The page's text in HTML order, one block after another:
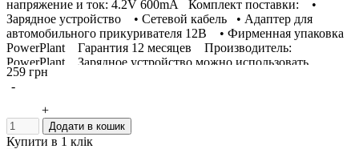
напряжение и ток: 4.2V 600mA Комплект поставки: •
Зарядное устройство • Сетевой кабель • Адаптер для
автомобильного прикуривателя 12В • Фирменная упаковка
PowerPlant Гарантия 12 месяцев Производитель:
PowerPlant Зарядное устройство можно использовать
вместо: PENTAX D-BC109 Данное зарядное устройство
заряжает аккумуляторы: PENTAX D-LI109
259 грн
-
+
Додати в кошик
Купити в 1 клік